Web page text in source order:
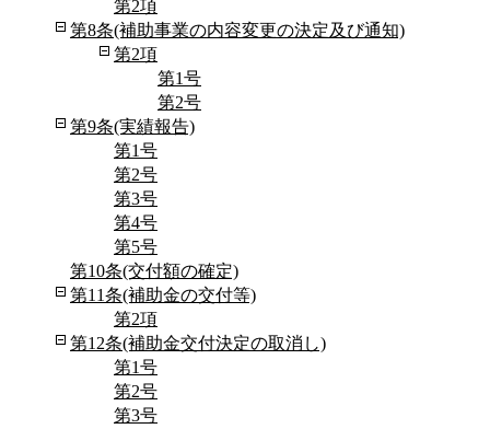
第2項
第8条(補助事業の内容変更の決定及び通知)
第2項
第1号
第2号
第9条(実績報告)
第1号
第2号
第3号
第4号
第5号
第10条(交付額の確定)
第11条(補助金の交付等)
第2項
第12条(補助金交付決定の取消し)
第1号
第2号
第3号